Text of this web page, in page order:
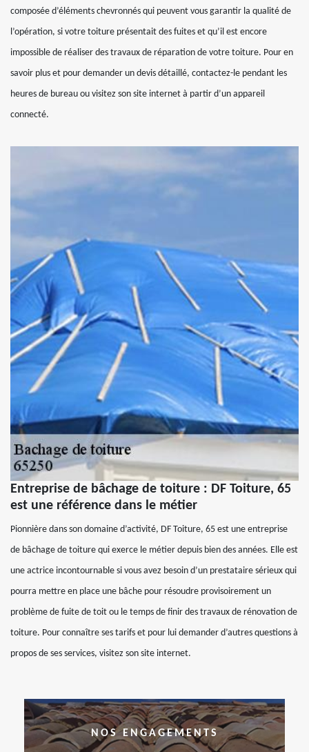
composée d’éléments chevronnés qui peuvent vous garantir la qualité de
l’opération, si votre toiture présentait des fuites et qu’il est encore
impossible de réaliser des travaux de réparation de votre toiture. Pour en
savoir plus et pour demander un devis détaillé, contactez-le pendant les
heures de bureau ou visitez son site internet à partir d’un appareil
connecté.
Entreprise de bâchage de toiture : DF Toiture, 65
est une référence dans le métier
Pionnière dans son domaine d’activité, DF Toiture, 65 est une entreprise
de bâchage de toiture qui exerce le métier depuis bien des années. Elle est
une actrice incontournable si vous avez besoin d’un prestataire sérieux qui
pourra mettre en place une bâche pour résoudre provisoirement un
problème de fuite de toit ou le temps de finir des travaux de rénovation de
toiture. Pour connaître ses tarifs et pour lui demander d’autres questions à
propos de ses services, visitez son site internet.
NOS ENGAGEMENTS